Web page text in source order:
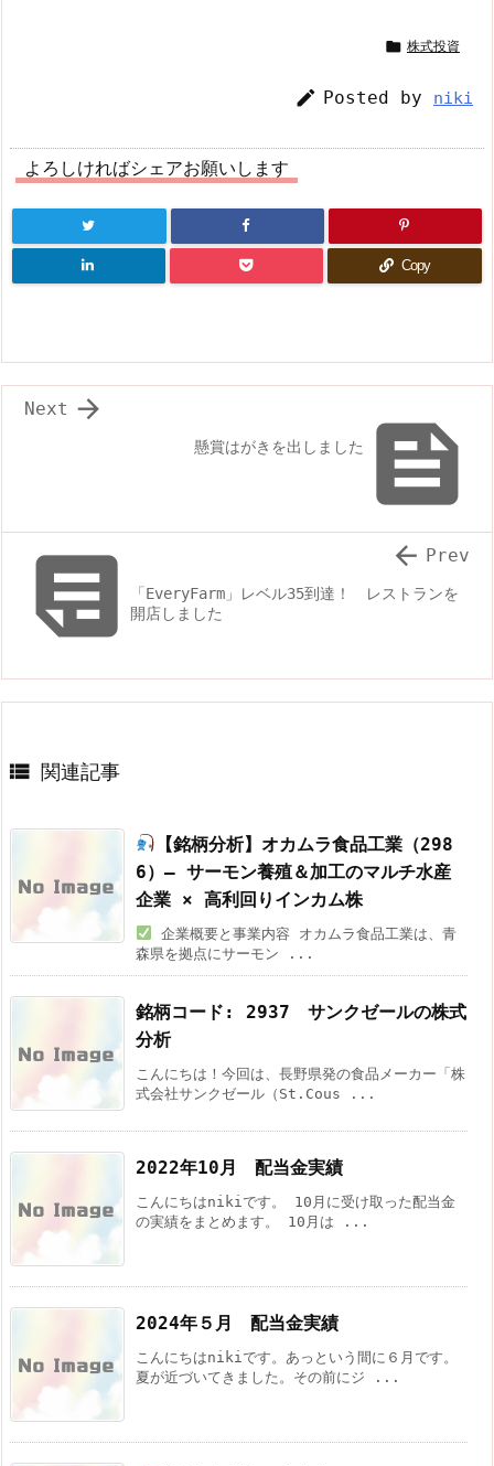
 株式投資
 Posted by niki
よろしければシェアお願いします
Copy

懸賞はがきを出しました

Next
 「EveryFarm」レベル35到達！ レストランを
開店しました
 Prev
 関連記事
【銘柄分析】オカムラ食品工業（298
6）— サーモン養殖＆加工のマルチ水産
企業 × 高利回りインカム株
企業概要と事業内容 オカムラ食品工業は、青
森県を拠点にサーモン ...
銘柄コード: 2937 サンクゼールの株式
分析
こんにちは！今回は、長野県発の食品メーカー「株
式会社サンクゼール（St.Cous ...
2022年10月 配当金実績
こんにちはnikiです。 10月に受け取った配当金
の実績をまとめます。 10月は ...
2024年５月 配当金実績
こんにちはnikiです。あっという間に６月です。
夏が近づいてきました。その前にジ ...